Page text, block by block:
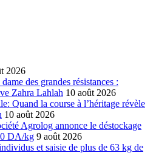
2026
des grandes résistances :
Zahra Lahlah 10 août 2026
Quand la course à l’héritage révèle
10 août 2026
Agrolog annonce le déstockage
DA/kg 9 août 2026
et saisie de plus de 63 kg de